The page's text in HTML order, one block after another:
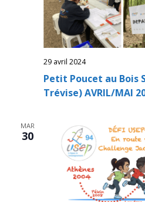
Petit Poucet au Bois
Trévise) AVRIL/MAI
29 avril 2024
MAR
30